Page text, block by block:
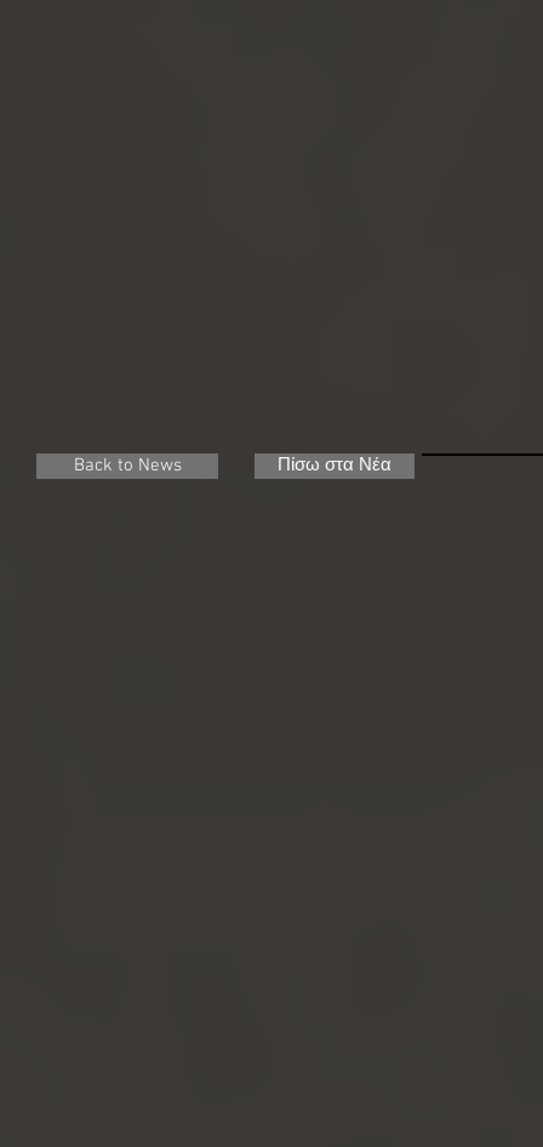
Back to News Πίσω στα Νέα